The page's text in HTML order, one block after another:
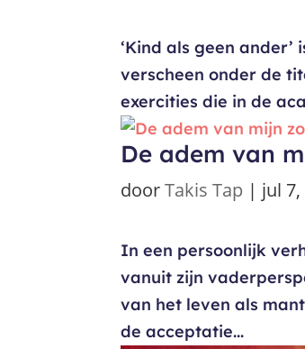
‘Kind als geen
verscheen onder de
exercities die in de
De adem van
doorTakis Tap | jul 7,
In een persoonlijk
vanuit zijn
van het leven als
de acceptatie...